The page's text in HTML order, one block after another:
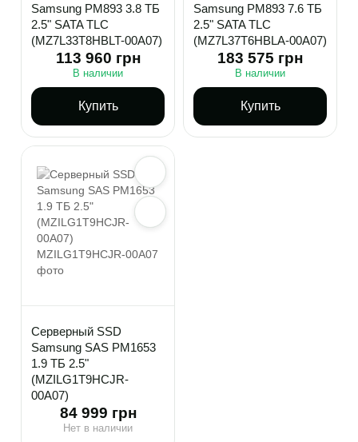
Samsung PM893 3.8 ТБ
2.5" SATA TLC
(MZ7L33T8HBLT-00A07)
113 960 грн
В наличии
Купить
Samsung PM893 7.6 ТБ
2.5" SATA TLC
(MZ7L37T6HBLA-00A07)
183 575 грн
В наличии
Купить
Серверный SSD
Samsung SAS PM1653
1.9 ТБ 2.5"
(MZILG1T9HCJR-
00A07)
84 999 грн
Нет в наличии